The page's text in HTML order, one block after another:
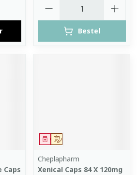
Bestel
Caps
Op voorschrift
Geneesmiddel
Cheplapharm
Xenical Caps 84 X 120mg